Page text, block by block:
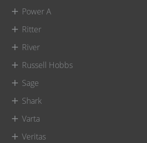
Power A
Ritter
River
Russell Hobbs
Sage
Shark
Varta
Veritas